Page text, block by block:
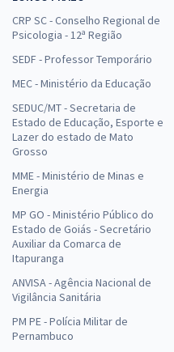
CRP SC - Conselho Regional de
Psicologia - 12ª Região
SEDF - Professor Temporário
MEC - Ministério da Educação
SEDUC/MT - Secretaria de
Estado de Educação, Esporte e
Lazer do estado de Mato
Grosso
MME - Ministério de Minas e
Energia
MP GO - Ministério Público do
Estado de Goiás - Secretário
Auxiliar da Comarca de
Itapuranga
ANVISA - Agência Nacional de
Vigilância Sanitária
PM PE - Polícia Militar de
Pernambuco